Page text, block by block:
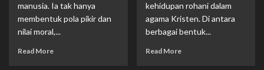
manusia. Ia tak hanya
membentuk pola pikir dan
nilai moral,...
Read More
kehidupan rohani dalam
agama Kristen. Di antara
berbagai bentuk...
Read More